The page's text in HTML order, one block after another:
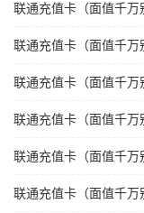
联通充值卡（面值千
联通充值卡（面值千
联通充值卡（面值千
联通充值卡（面值千
联通充值卡（面值千万
联通充值卡（面值千